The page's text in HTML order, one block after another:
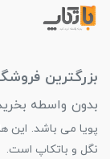
بزرگترین
بدون واسطه
پویا می باشد. این
نگل و باتکاپ است.